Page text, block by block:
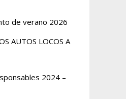
de verano 2026
AUTOS LOCOS A
2024 –